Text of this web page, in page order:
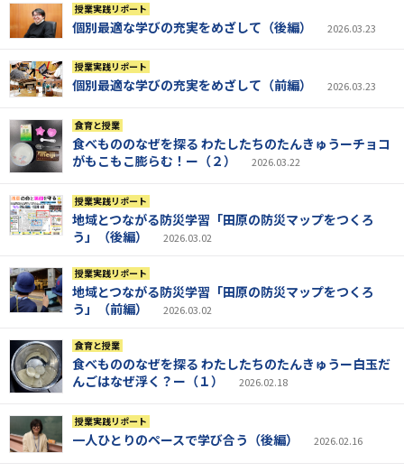
授業実践リポート
個別最適な学びの充実をめざして（後編） 2026.03.23
授業実践リポート
個別最適な学びの充実をめざして（前編） 2026.03.23
食育と授業
食べもののなぜを探る わたしたちのたんきゅうーチョコ
がもこもこ膨らむ！ー（２）
2026.03.22
授業実践リポート
地域とつながる防災学習「田原の防災マップをつくろ
う」（後編）
2026.03.02
授業実践リポート
地域とつながる防災学習「田原の防災マップをつくろ
う」（前編）
2026.03.02
食育と授業
食べもののなぜを探る わたしたちのたんきゅうー白玉だ
んごはなぜ浮く？ー（１）
2026.02.18
授業実践リポート
一人ひとりのペースで学び合う（後編） 2026.02.16